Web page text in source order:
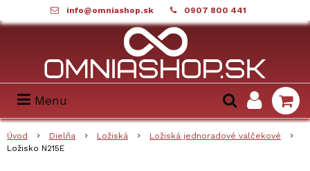
info@omniashop.sk 0907 800 441
Menu
Úvod Dielňa Ložiská
Ložiská jednoradové valčekové
Ložisko N215E